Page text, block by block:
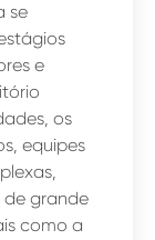
se
e
os
equipes
de grande
como a